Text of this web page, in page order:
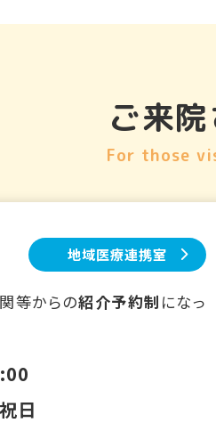
ご来
For those
地域医療連携室
等からの紹介予約制 になっ
日